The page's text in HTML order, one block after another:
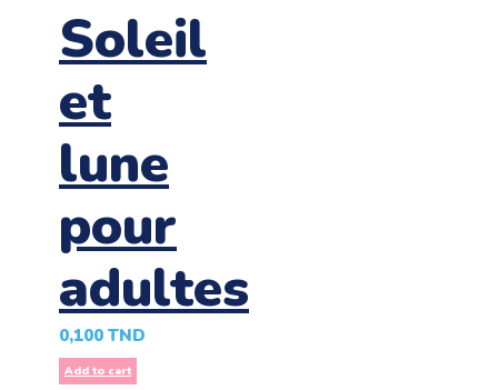
Soleil
et
lune
pour
adultes
0,100 TND
Add to cart